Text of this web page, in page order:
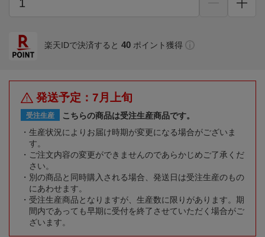
楽天IDで決済すると 40 ポイント獲得
発送予定：7月上旬
受注生産
こちらの商品は受注生産商品です。
生産状況によりお届け時期が変更になる場合がございま
す。
ご注文内容の変更ができませんのであらかじめご了承くだ
さい。
別の商品と同時購入される場合、発送日は受注生産のもの
にあわせます。
受注生産商品となりますが、生産数に限りがあります。期
間内であっても早期に受付を終了させていただく場合がご
ざいます。